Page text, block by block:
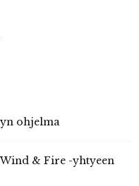
ohjelma
Wind & Fire -yhtyeen